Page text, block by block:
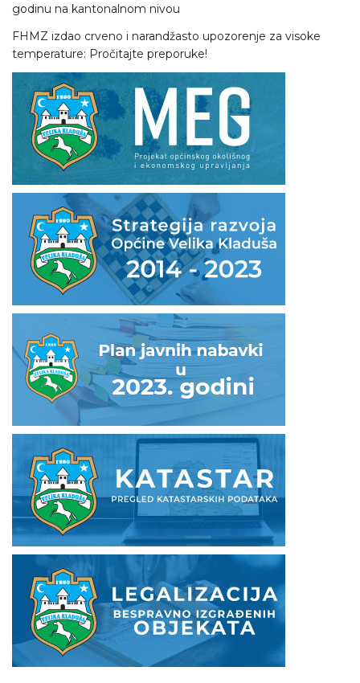
godinu na kantonalnom nivou
FHMZ izdao crveno i narandžasto upozorenje za visoke
temperature: Pročitajte preporuke!